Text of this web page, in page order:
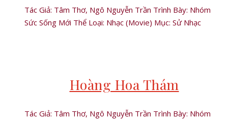
Tác Giả: Tâm Thơ, Ngô Nguyễn Trần Trình Bày: Nhóm
Sức Sống Mới Thể Loại: Nhạc (Movie) Mục: Sử Nhạc
Hoàng Hoa Thám
Tác Giả: Tâm Thơ, Ngô Nguyễn Trần Trình Bày: Nhóm